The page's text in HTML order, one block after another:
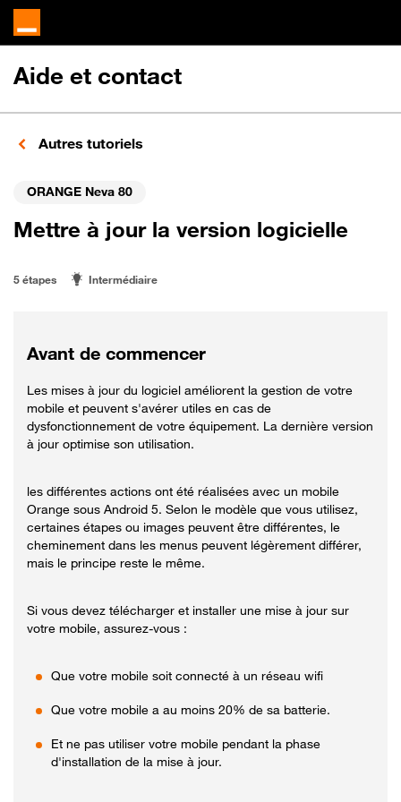
Aide et contact
Autres tutoriels
ORANGE Neva 80
Mettre à jour la version logicielle
5 étapes Intermédiaire
Avant de commencer
Les mises à jour du logiciel améliorent la gestion de votre
mobile et peuvent s'avérer utiles en cas de
dysfonctionnement de votre équipement. La dernière version
à jour optimise son utilisation.
les différentes actions ont été réalisées avec un mobile
Orange sous Android 5. Selon le modèle que vous utilisez,
certaines étapes ou images peuvent être différentes, le
cheminement dans les menus peuvent légèrement différer,
mais le principe reste le même.
Si vous devez télécharger et installer une mise à jour sur
votre mobile, assurez-vous :
Que votre mobile soit connecté à un réseau wifi
Que votre mobile a au moins 20% de sa batterie.
Et ne pas utiliser votre mobile pendant la phase
d'installation de la mise à jour.